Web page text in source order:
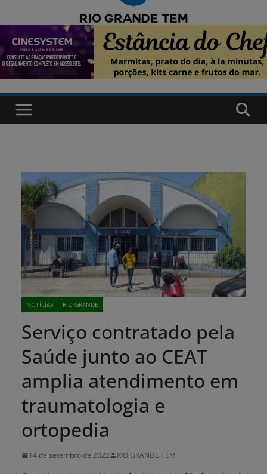
NOTÍCIAS RIO GRANDE
Serviço contratado pela
Saúde junto ao CEAT
amplia atendimento em
traumatologia e
ortopedia
14 de setembro de 2022 RIO GRANDE TEM